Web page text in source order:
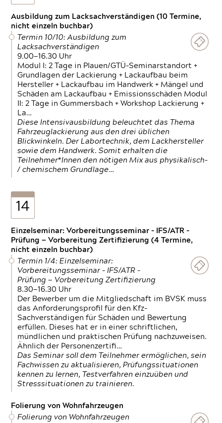
Ausbildung zum Lacksachverständigen (10 Termine,
nicht einzeln buchbar)
Termin 10/10: Ausbildung zum
Lacksachverständigen
9.00—16.30 Uhr
Modul I: 2 Tage in Plauen/GTÜ-Seminarstandort +
Grundlagen der Lackierung + Lackaufbau beim
Hersteller + Lackaufbau im Handwerk + Mängel und
Schäden am Lackaufbau + Emissionsschäden Modul
II: 2 Tage in Gummersbach + Workshop Lackierung +
La…
Diese Intensivausbildung beleuchtet das Thema
Fahrzeuglackierung aus den drei üblichen
Blickwinkeln. Der Labortechnik, dem Lackhersteller
sowie dem Handwerk. Somit erhalten die
Teilnehmer*Innen den nötigen Mix aus physikalisch-
/ chemischem Grundlage…
14
Einzelseminar: Vorbereitungsseminar - IFS/ATR -
Prüfung — Vorbereitung Zertifizierung (4 Termine,
nicht einzeln buchbar)
Termin 1/4: Einzelseminar:
Vorbereitungsseminar - IFS/ATR -
Prüfung — Vorbereitung Zertifizierung
8.30—16.30 Uhr
Der Bewerber um die Mitgliedschaft im BVSK muss
das Anforderungsprofil für den Kfz-
Sachverständigen für Schäden und Bewertung
erfüllen. Dieses hat er in einer schriftlichen,
mündlichen und praktischen Prüfung nachzuweisen.
Ähnlich der Personenzertifi…
Das Seminar soll dem Teilnehmer ermöglichen, sein
Fachwissen zu aktualisieren, Prüfungssituationen
kennen zu lernen, Testverfahren einzuüben und
Stresssituationen zu trainieren.
Folierung von Wohnfahrzeugen
Folierung von Wohnfahrzeugen